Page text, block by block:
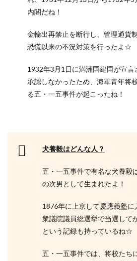
内閣だね！
金輸出再禁止を断行し、管理通貨
恐慌以来の不況対策を行ったよ☆
1932年3月1日に満洲国建国が宣
承認しなかったため、海軍青年将
る五・一五事件が起こったね！
犬養毅はどんな人？
五・一五事件で有名な犬養毅
の次男として生まれたよ！
1876年に上京して慶應義塾
衆議院議員総選挙で当選して
という記録も持っているね☆
五・一五事件では、将校たち